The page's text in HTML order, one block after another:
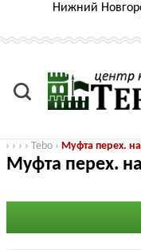
Нижний
› › › › Tebo › Муфта перех.
Муфта перех.